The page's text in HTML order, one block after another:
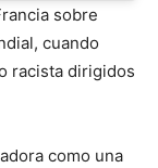
sobre
cuando
racista dirigidos
como una